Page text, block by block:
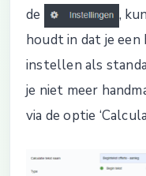
de
,
houdt in dat je
instellen als
je niet meer
via de optie